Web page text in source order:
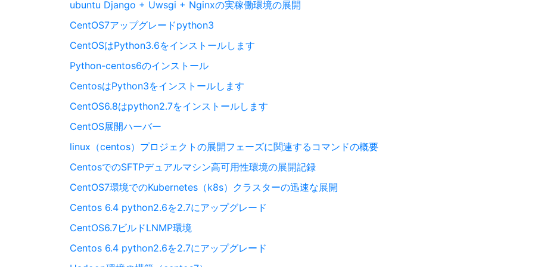
ubuntu Django + Uwsgi + Nginxの実稼働環境の展開
CentOS7アップグレードpython3
CentOSはPython3.6をインストールします
Python-centos6のインストール
CentosはPython3をインストールします
CentOS6.8はpython2.7をインストールします
CentOS展開ハーバー
linux（centos）プロジェクトの展開フェーズに関連するコマンドの概要
CentosでのSFTPデュアルマシン高可用性環境の展開記録
CentOS7環境でのKubernetes（k8s）クラスターの迅速な展開
Centos 6.4 python2.6を2.7にアップグレード
CentOS6.7ビルドLNMP環境
Centos 6.4 python2.6を2.7にアップグレード